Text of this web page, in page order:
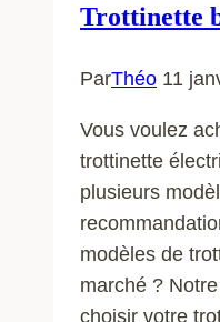
Trottinette
ParThéo 11
Vous voulez
trottinette
plusieurs
modèles de
marché ?
choisir votre